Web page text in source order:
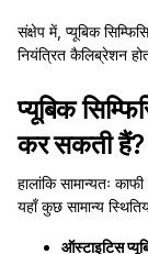
संक्षेप में, प्यूबिक
नियंत्रित कैलिब्रेशन
प्यूबिक
कर सकती हैं?
हालांकि सामान्यतः
यहाँ कुछ सामान्य
ऑस्टाइटिस